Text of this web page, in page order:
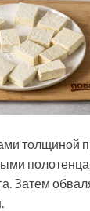
толщиной
Затем